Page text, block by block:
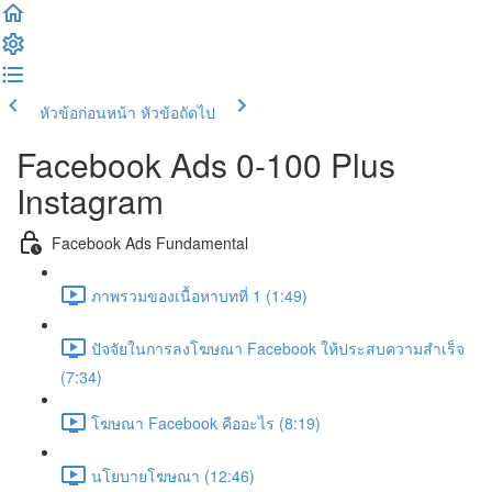
หัวข้อก่อนหน้า หัวข้อถัดไป
Facebook Ads 0-100 Plus
Instagram
Facebook Ads Fundamental
ภาพรวมของเนื้อหาบทที่ 1 (1:49)
ปัจจัยในการลงโฆษณา Facebook ให้ประสบความสำเร็จ
(7:34)
โฆษณา Facebook คืออะไร (8:19)
นโยบายโฆษณา (12:46)